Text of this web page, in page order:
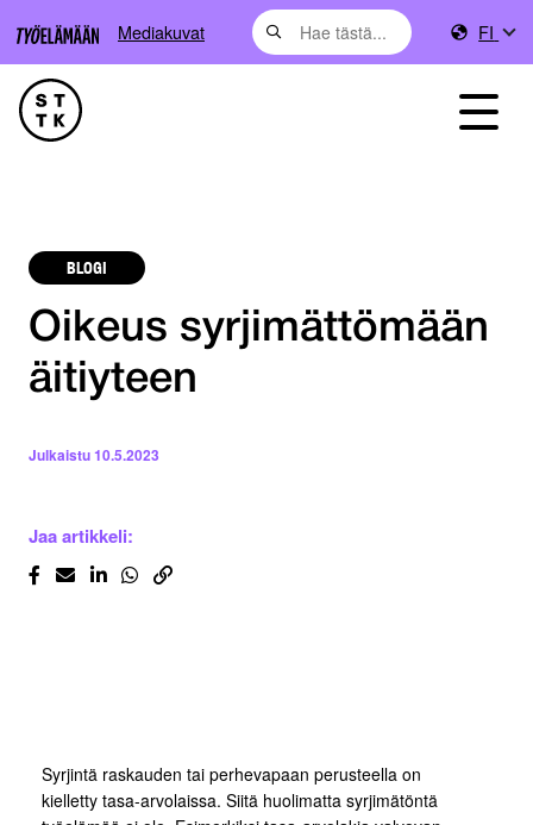
Mediakuvat FI
BLOGI
Oikeus syrjimättömään
äitiyteen
Julkaistu10.5.2023
Jaa artikkeli:
Syrjintä raskauden tai perhevapaan perusteella on
kielletty tasa-arvolaissa. Siitä huolimatta syrjimätöntä